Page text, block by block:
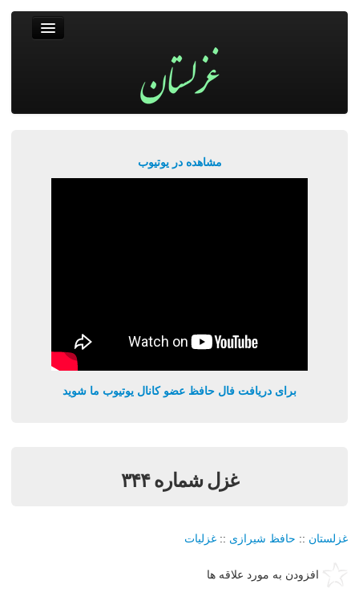
مشاهده در یوتیوب
برای دریافت فال حافظ عضو کانال یوتیوب ما شوید
غزل شماره ۳۴۴
غزلستان :: حافظ شیرازی :: غزلیات
افزودن به مورد علاقه ها